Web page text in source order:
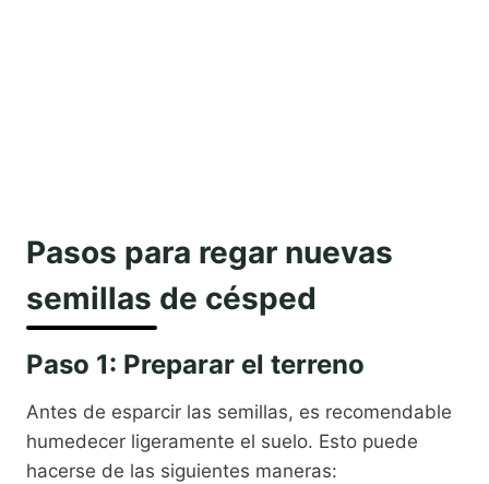
Pasos para regar nuevas
semillas de césped
Paso 1: Preparar el terreno
Antes de esparcir las semillas, es recomendable
humedecer ligeramente el suelo. Esto puede
hacerse de las siguientes maneras: